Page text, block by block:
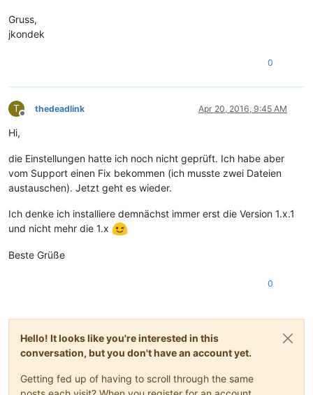
Gruss,
jkondek
0
T
Offline
thedeadlink Apr 20, 2016, 9:45 AM
Hi,
die Einstellungen hatte ich noch nicht geprüft. Ich habe aber
vom Support einen Fix bekommen (ich musste zwei Dateien
austauschen). Jetzt geht es wieder.
Ich denke ich installiere demnächst immer erst die Version 1.x.1
und nicht mehr die 1.x
Beste Grüße
0
Hello! It looks like you're interested in this
conversation, but you don't have an account yet.
Getting fed up of having to scroll through the same